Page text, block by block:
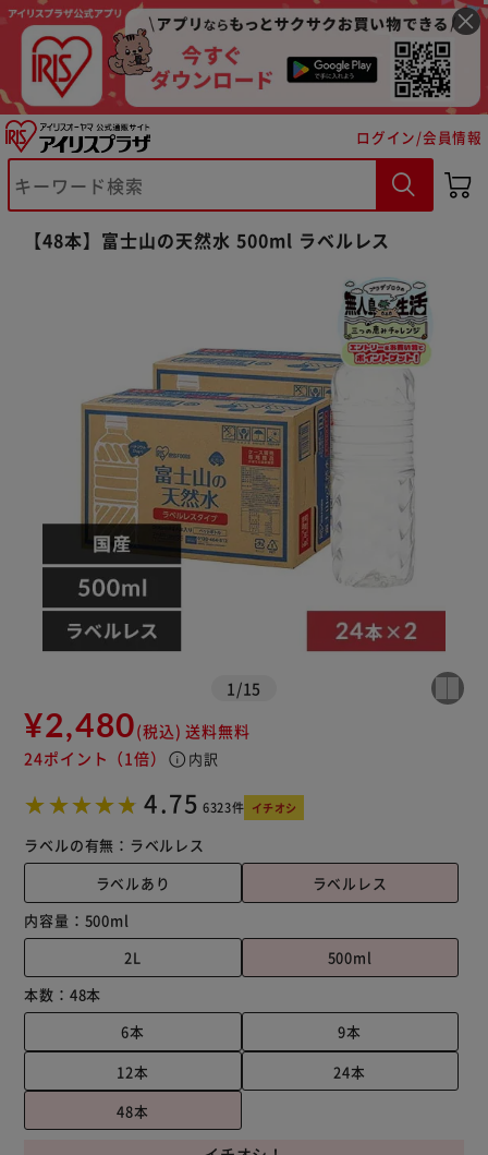
ログイン/会員情報
【48本】富士山の天然水 500ml ラベルレス
1 /15
¥2,480(税込) 送料無料
24ポイント （1倍） info 内訳
4.75 6323件 イチオシ
ラベルの有無： ラベルレス
ラベルあり
ラベルレス
内容量： 500ml
2L
500ml
本数： 48本
6本
9本
12本
24本
48本
※ご確認ください
カートに入れる 購入手続きへ